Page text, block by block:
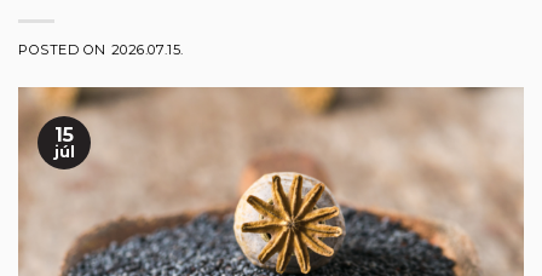
POSTED ON 2026.07.15.
15
júl